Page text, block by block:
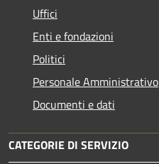
Uffici
Enti e fondazioni
Politici
Personale Amministrativo
Documenti e dati
CATEGORIE DI SERVIZIO